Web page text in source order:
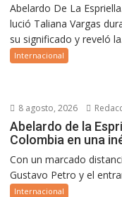
Abelardo De La
lució Taliana Vargas
su significado y reveló
Internacional
8 agosto, 2026
Abelardo de la
Colombia en una
Con un marcado
Gustavo Petro y el
Internacional